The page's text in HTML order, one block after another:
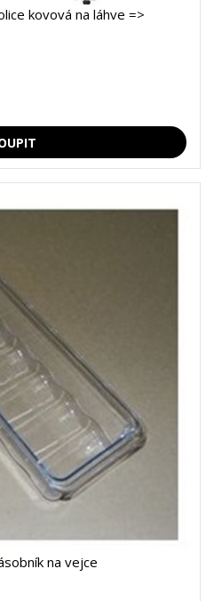
kovová na láhve =>
na vejce